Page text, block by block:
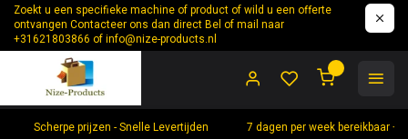
Zoekt u een specifieke machine of product of wild u een offerte
ontvangen Contacteer ons dan direct Bel of mail naar
+31621803866 ofinfo@nize-products.nl
Scherpe prijzen - Snelle Levertijden 7 dagen per week bereikbaar